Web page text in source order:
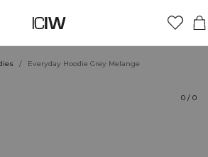
/ Everyday Hoodie Grey Melange
0 / 0